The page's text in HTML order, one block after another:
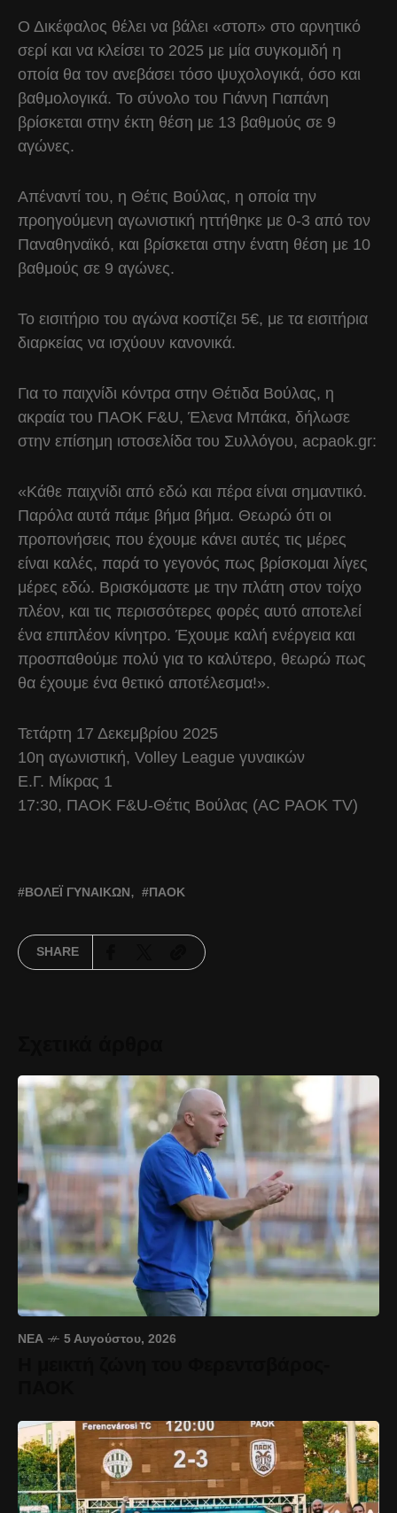
Ο Δικέφαλος θέλει να βάλει «στοπ» στο αρνητικό
σερί και να κλείσει το 2025 με μία συγκομιδή η
οποία θα τον ανεβάσει τόσο ψυχολογικά, όσο και
βαθμολογικά. Το σύνολο του Γιάννη Γιαπάνη
βρίσκεται στην έκτη θέση με 13 βαθμούς σε 9
αγώνες.
Απέναντί του, η Θέτις Βούλας, η οποία την
προηγούμενη αγωνιστική ηττήθηκε με 0-3 από τον
Παναθηναϊκό, και βρίσκεται στην ένατη θέση με 10
βαθμούς σε 9 αγώνες.
Το εισιτήριο του αγώνα κοστίζει 5€, με τα εισιτήρια
διαρκείας να ισχύουν κανονικά.
Για το παιχνίδι κόντρα στην Θέτιδα Βούλας, η
ακραία του ΠΑΟΚ F&U, Έλενα Μπάκα, δήλωσε
στην επίσημη ιστοσελίδα του Συλλόγου, acpaok.gr:
«Κάθε παιχνίδι από εδώ και πέρα είναι σημαντικό.
Παρόλα αυτά πάμε βήμα βήμα. Θεωρώ ότι οι
προπονήσεις που έχουμε κάνει αυτές τις μέρες
είναι καλές, παρά το γεγονός πως βρίσκομαι λίγες
μέρες εδώ. Βρισκόμαστε με την πλάτη στον τοίχο
πλέον, και τις περισσότερες φορές αυτό αποτελεί
ένα επιπλέον κίνητρο. Έχουμε καλή ενέργεια και
προσπαθούμε πολύ για το καλύτερο, θεωρώ πως
θα έχουμε ένα θετικό αποτέλεσμα!».
Τετάρτη 17 Δεκεμβρίου 2025
10η αγωνιστική, Volley League γυναικών
Ε.Γ. Μίκρας 1
17:30, ΠΑΟΚ F&U-Θέτις Βούλας (AC PAOK TV)
ΒΌΛΕΪ ΓΥΝΑΙΚΏΝ ΠΑΟΚ
SHARE
ΝΈΑ 5 Αυγούστου, 2026